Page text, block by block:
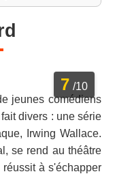
JEUX VIDÉO
ESPACE
MEMBRE
7 /10
jeunes comédiens
divers : une série
Irwing Wallace.
se rend au théâtre
à s'échapper